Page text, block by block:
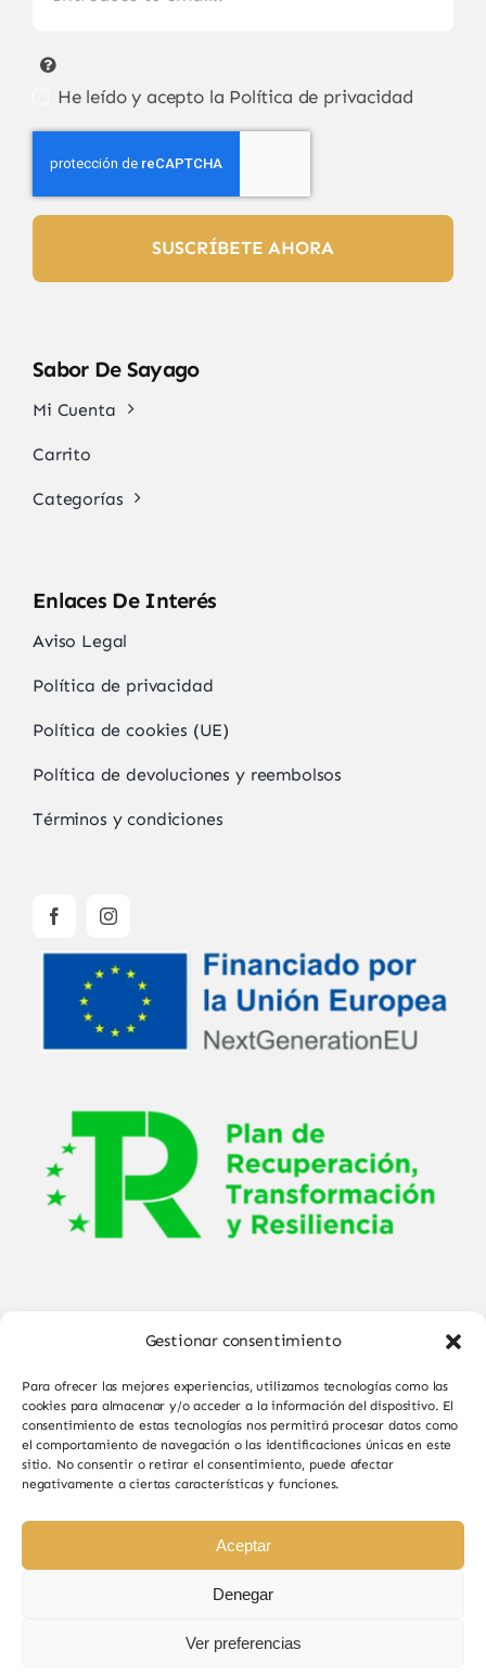
Gestionar consentimiento
Para ofrecer las mejores experiencias, utilizamos tecnologías como las
cookies para almacenar y/o acceder a la información del dispositivo. El
consentimiento de estas tecnologías nos permitirá procesar datos como
el comportamiento de navegación o las identificaciones únicas en este
sitio. No consentir o retirar el consentimiento, puede afectar
negativamente a ciertas características y funciones.
Aceptar
Denegar
Ver preferencias
He leído y acepto la Política de privacidad
SUSCRÍBETE AHORA
Sabor De Sayago
Mi Cuenta
Carrito
Categorías
Enlaces De Interés
Aviso Legal
Política de privacidad
Política de cookies (UE)
Política de devoluciones y reembolsos
Términos y condiciones
© Copyright 2025 - 2026•Sabor de Sayago
Todos los derechos reservados • Diseño por
Paginas Web Iván González
Sabor de Sayago en Bermillo de Sayago, productos